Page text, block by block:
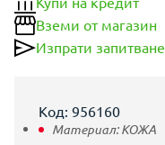
Вземи от магазин
Изпрати запитване
Код: 956160
Материал:КОЖА